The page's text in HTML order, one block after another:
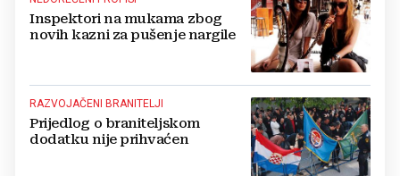
Inspektori na mukama zbog
novih kazni za pušenje nargile
RAZVOJAČENI BRANITELJI
Prijedlog o braniteljskom
dodatku nije prihvaćen